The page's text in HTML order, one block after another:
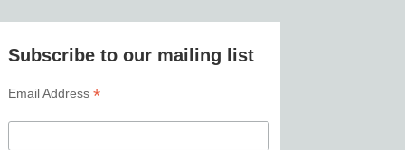
Subscribe to our mailing list
Email Address*